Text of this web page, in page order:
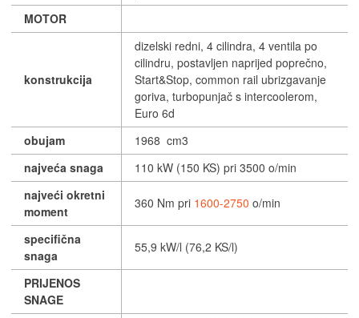
MOTOR
konstrukcija
dizelski redni, 4 cilindra, 4 ventila po
cilindru, postavljen naprijed poprečno,
Start&Stop, common rail ubrizgavanje
goriva, turbopunjač s intercoolerom,
Euro 6d
obujam
1968 cm3
najveća snaga
110 kW (150 KS) pri 3500 o/min
najveći okretni
moment
360 Nm pri 1600-2750 o/min
specifična
snaga
55,9 kW/l (76,2 KS/l)
PRIJENOS
SNAGE